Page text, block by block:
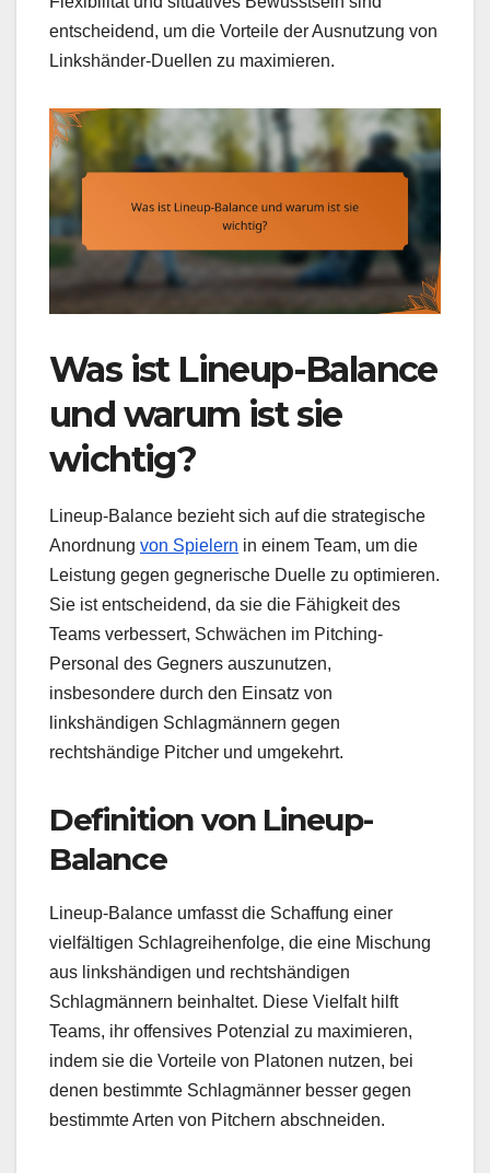
entscheidend, um die Vorteile der Ausnutzung von
Linkshänder-Duellen zu maximieren.
Was ist Lineup-Balance
und warum ist sie
wichtig?
Lineup-Balance bezieht sich auf die strategische
Anordnung von Spielern in einem Team, um die
Leistung gegen gegnerische Duelle zu optimieren.
Sie ist entscheidend, da sie die Fähigkeit des
Teams verbessert, Schwächen im Pitching-
Personal des Gegners auszunutzen,
insbesondere durch den Einsatz von
linkshändigen Schlagmännern gegen
rechtshändige Pitcher und umgekehrt.
Definition von Lineup-
Balance
Lineup-Balance umfasst die Schaffung einer
vielfältigen Schlagreihenfolge, die eine Mischung
aus linkshändigen und rechtshändigen
Schlagmännern beinhaltet. Diese Vielfalt hilft
Teams, ihr offensives Potenzial zu maximieren,
indem sie die Vorteile von Platonen nutzen, bei
denen bestimmte Schlagmänner besser gegen
bestimmte Arten von Pitchern abschneiden.